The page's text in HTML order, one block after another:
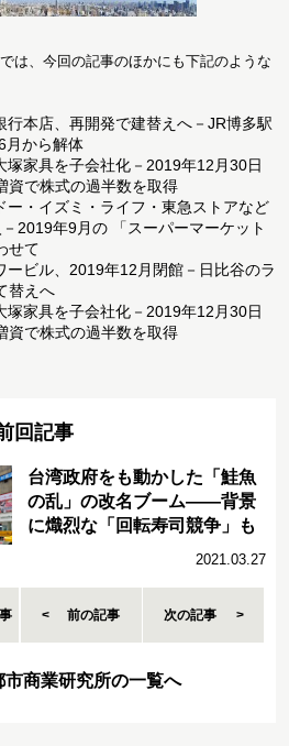
は、今回の記事のほかにも下記のような
行本店、再開発で建替えへ－JR博多駅
月から解体
塚家具を子会社化－2019年12月30日
資で株式の過半数を取得
ー・イズミ・ライフ・東急ストアなど
－2019年9月の 「スーパーマーケット
せて
ービル、2019年12月閉館－日比谷のラ
替えへ
塚家具を子会社化－2019年12月30日
資で株式の過半数を取得
回記事
台湾政府をも動かした「鮭魚
の乱」の改名ブーム――背景
に熾烈な「回転寿司競争」も
2021.03.27
前の記事 次の記事
市商業研究所の一覧へ